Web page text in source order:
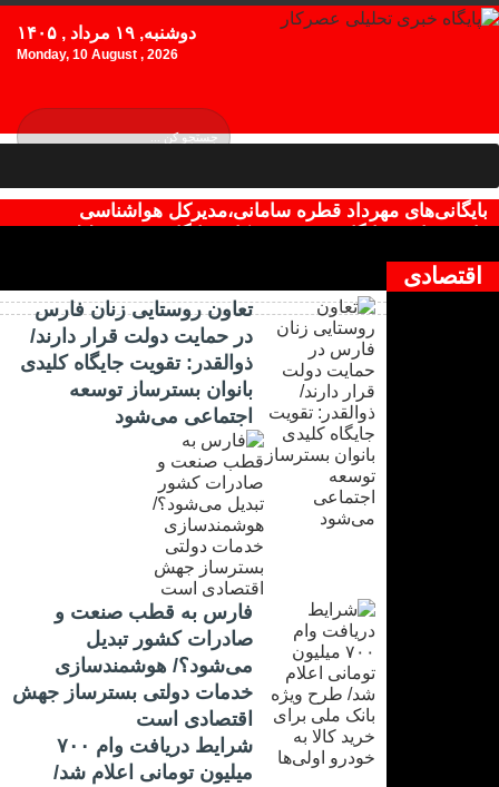
دوشنبه, ۱۹ مرداد , ۱۴۰۵
Monday, 10 August , 2026
بایگانی‌های مهرداد قطره سامانی،مدیرکل هواشناسی
عصرکار
اقتصادی
تعاون روستایی زنان فارس
در حمایت دولت قرار دارند/
ذوالقدر: تقویت جایگاه کلیدی
بانوان بسترساز توسعه
اجتماعی می‌شود
فارس به قطب صنعت و
صادرات کشور تبدیل
می‌شود؟/ هوشمندسازی
خدمات دولتی بسترساز جهش
اقتصادی است
شرایط دریافت وام ۷۰۰
میلیون تومانی اعلام شد/